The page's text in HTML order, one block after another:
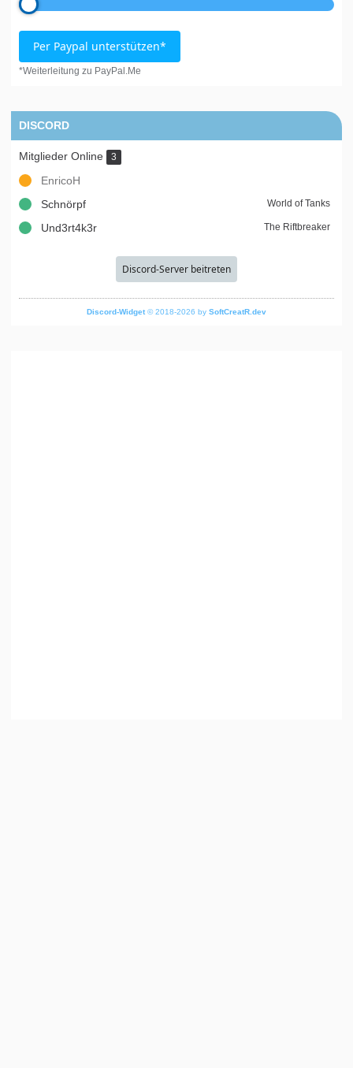
Per Paypal unterstützen*
*Weiterleitung zu PayPal.Me
DISCORD
Mitglieder Online 3
EnricoH
Schnörpf
World of Tanks
Und3rt4k3r The Riftbreaker
Discord-Server beitreten
Discord-Widget© 2018-2026 by SoftCreatR.dev